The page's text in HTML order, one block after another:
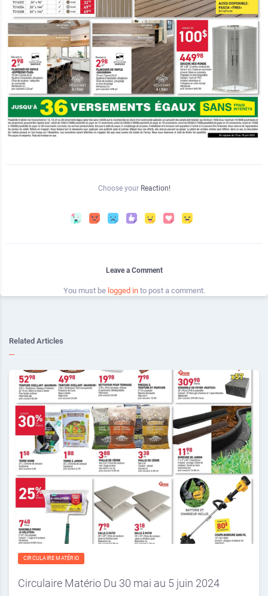
Choose your Reaction!
Leave a Comment
You must be logged into post a comment.
Related Articles
CIRCULAIRE MATÉRIO
Circulaire Matério Du 30 mai au 5 juin 2024